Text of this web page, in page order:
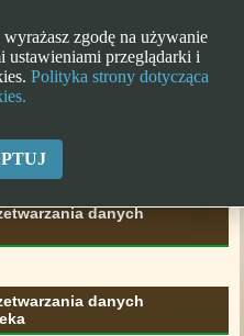
danych
danych
zgodę na używanie
ustawieniami przeglądarki i
Polityka strony dotycząca